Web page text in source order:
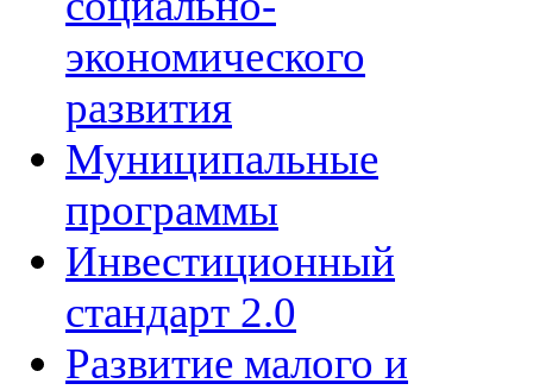
экономического
развития
Муниципальные
программы
Инвестиционный
стандарт 2.0
Развитие малого и